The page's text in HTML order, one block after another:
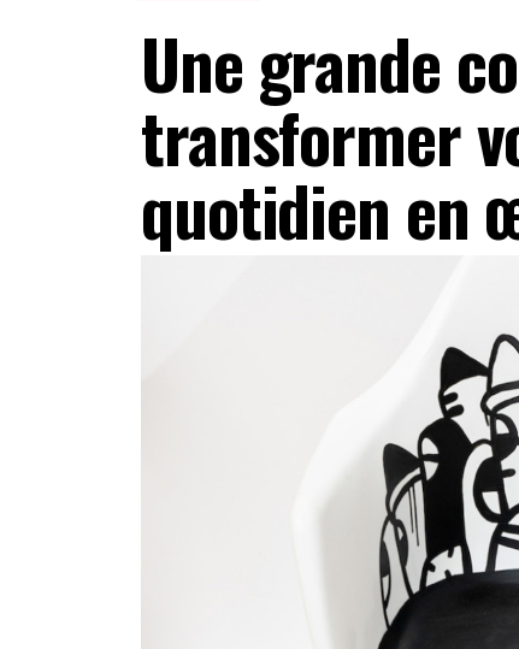
Une grande
transformer
quotidien en